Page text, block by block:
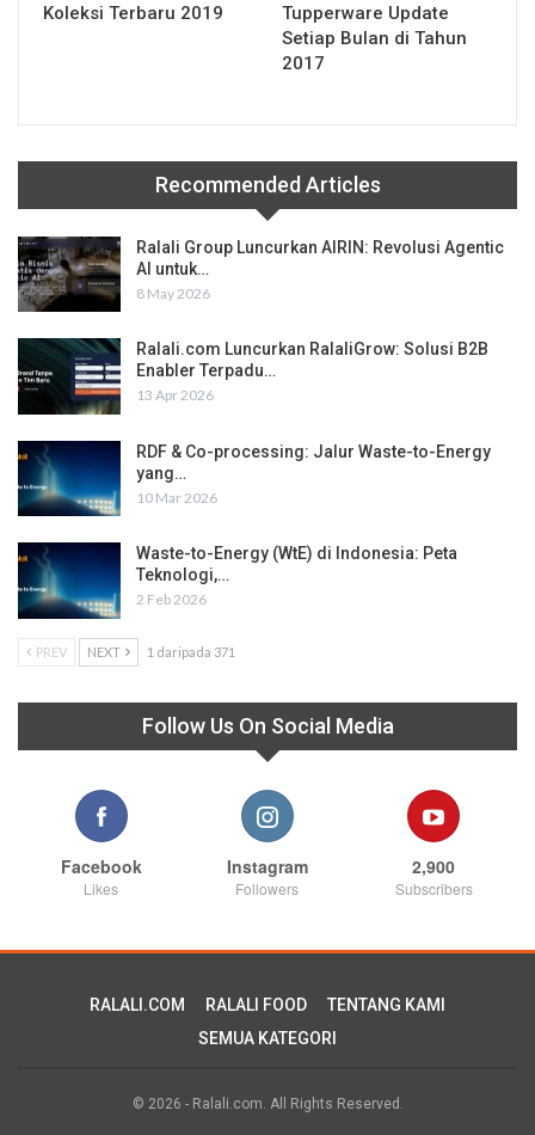
Koleksi Terbaru 2019
Tupperware Update
Setiap Bulan di Tahun
2017
Recommended Articles
Ralali Group Luncurkan AIRIN: Revolusi Agentic
AI untuk…
8 May 2026
Ralali.com Luncurkan RalaliGrow: Solusi B2B
Enabler Terpadu…
13 Apr 2026
RDF & Co-processing: Jalur Waste-to-Energy
yang…
10 Mar 2026
Waste-to-Energy (WtE) di Indonesia: Peta
Teknologi,…
2 Feb 2026
PREV NEXT 1 daripada 371
Follow Us On Social Media
Facebook
Likes
Instagram
Followers
2,900
Subscribers
RALALI.COM RALALI FOOD
TENTANG KAMI
SEMUA KATEGORI
© 2026 - Ralali.com. All Rights Reserved.